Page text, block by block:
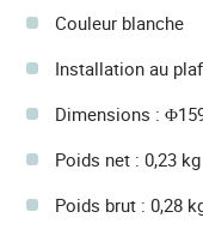
Couleur blanche
Installation au
Dimensions :
Poids net : 0,23 kg
Poids brut : 0,28